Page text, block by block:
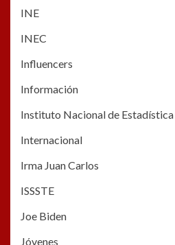
INE
INEC
Influencers
Información
Instituto Nacional de
Internacional
Irma Juan Carlos
ISSSTE
Joe Biden
Jóvenes